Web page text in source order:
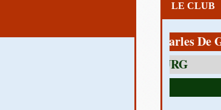
LE CLUB
1 av Charles De Gaulle